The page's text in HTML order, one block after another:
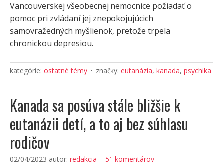
Vancouverskej všeobecnej nemocnice požiadať o
pomoc pri zvládaní jej znepokojujúcich
samovražedných myšlienok, pretože trpela
chronickou depresiou.
kategórie: ostatné témy značky: eutanázia, kanada, psychika
Kanada sa posúva stále bližšie k
eutanázii detí, a to aj bez súhlasu
rodičov
02/04/2023 autor: redakcia 51 komentárov